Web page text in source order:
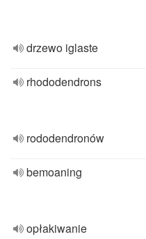
drzewo iglaste
rhododendrons
rododendronów
bemoaning
opłakiwanie